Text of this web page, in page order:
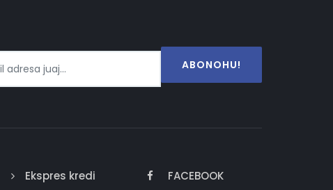
ABONOHU!
Ekspres kredi
FACEBOOK